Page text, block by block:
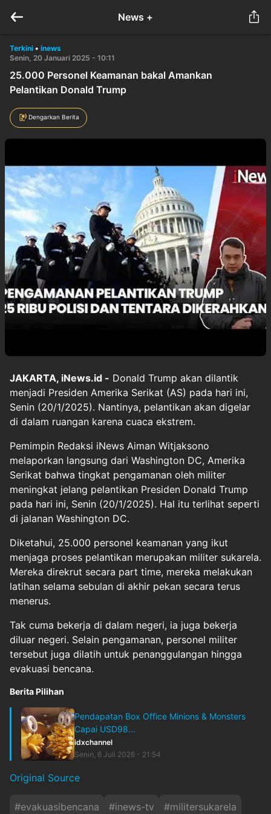
News +
Terkini • inews
Senin, 20 Januari 2025 - 10:11
25.000 Personel Keamanan bakal Amankan
Pelantikan Donald Trump
Dengarkan Berita
JAKARTA, iNews.id - Donald Trump akan dilantik
menjadi Presiden Amerika Serikat (AS) pada hari ini,
Senin (20/1/2025). Nantinya, pelantikan akan digelar
di dalam ruangan karena cuaca ekstrem.
Pemimpin Redaksi iNews Aiman Witjaksono
melaporkan langsung dari Washington DC, Amerika
Serikat bahwa tingkat pengamanan oleh militer
meningkat jelang pelantikan Presiden Donald Trump
pada hari ini, Senin (20/1/2025). Hal itu terlihat seperti
di jalanan Washington DC.
Diketahui, 25.000 personel keamanan yang ikut
menjaga proses pelantikan merupakan militer sukarela.
Mereka direkrut secara part time, mereka melakukan
latihan selama sebulan di akhir pekan secara terus
menerus.
Tak cuma bekerja di dalam negeri, ia juga bekerja
diluar negeri. Selain pengamanan, personel militer
tersebut juga dilatih untuk penanggulangan hingga
evakuasi bencana.
Berita Pilihan
Pendapatan Box Office Minions & Monsters
Capai USD98...
idxchannel
Senin, 6 Juli 2026 - 21:54
Original Source
#evakuasibencana #inews-tv #militersukarela